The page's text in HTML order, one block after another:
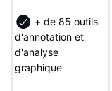
+ de 85 outils
d'annotation et
d'analyse
graphique